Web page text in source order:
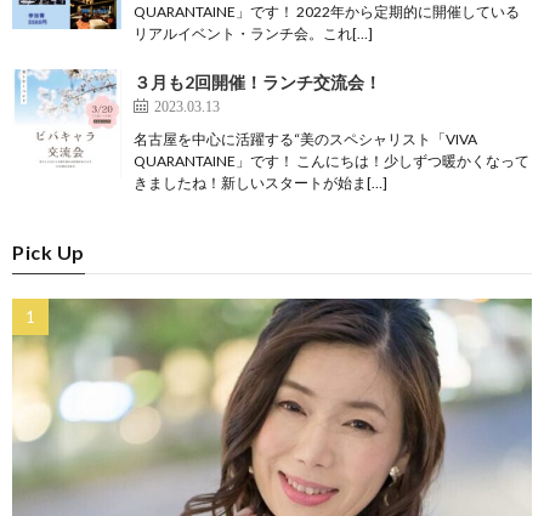
QUARANTAINE」です！ 2022年から定期的に開催している
リアルイベント・ランチ会。これ[…]
３月も2回開催！ランチ交流会！
2023.03.13
名古屋を中心に活躍する“美のスペシャリスト「VIVA
QUARANTAINE」です！ こんにちは！少しずつ暖かくなって
きましたね！新しいスタートが始ま[…]
Pick Up